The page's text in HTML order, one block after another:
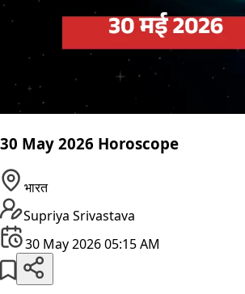
30 May 2026 Horoscope
भारत
Supriya Srivastava
30 May 2026 05:15 AM